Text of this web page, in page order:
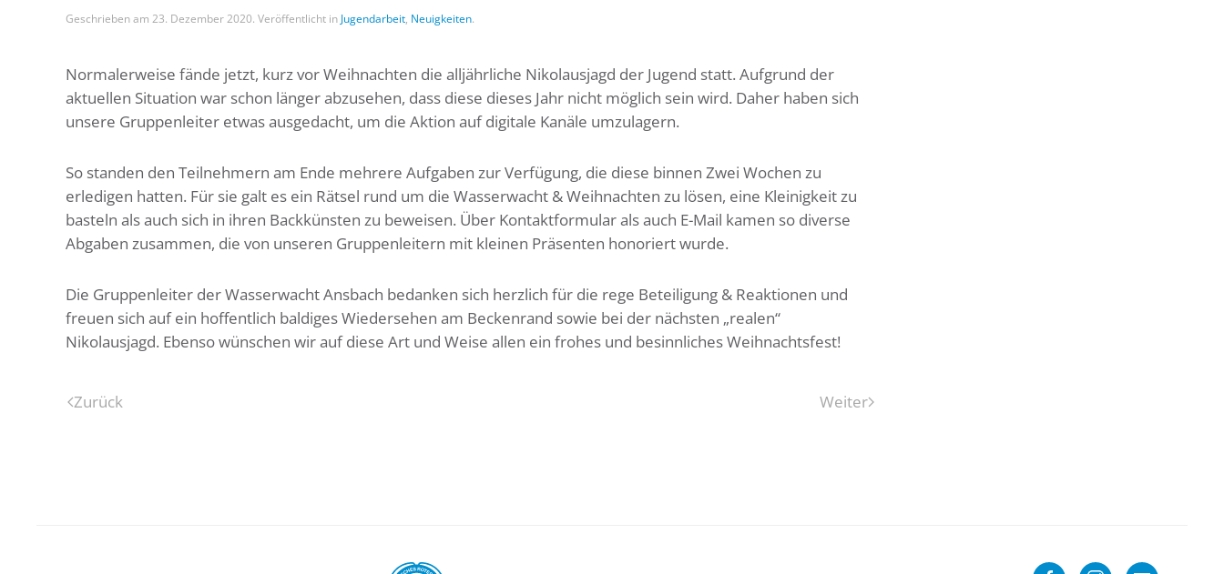
Geschrieben am 23. Dezember 2020. Veröffentlicht in Jugendarbeit, Neuigkeiten.
Normalerweise fände jetzt, kurz vor Weihnachten die alljährliche Nikolausjagd der Jugend statt. Aufgrund der
aktuellen Situation war schon länger abzusehen, dass diese dieses Jahr nicht möglich sein wird. Daher haben sich
unsere Gruppenleiter etwas ausgedacht, um die Aktion auf digitale Kanäle umzulagern.
So standen den Teilnehmern am Ende mehrere Aufgaben zur Verfügung, die diese binnen Zwei Wochen zu
erledigen hatten. Für sie galt es ein Rätsel rund um die Wasserwacht & Weihnachten zu lösen, eine Kleinigkeit zu
basteln als auch sich in ihren Backkünsten zu beweisen. Über Kontaktformular als auch E-Mail kamen so diverse
Abgaben zusammen, die von unseren Gruppenleitern mit kleinen Präsenten honoriert wurde.
Die Gruppenleiter der Wasserwacht Ansbach bedanken sich herzlich für die rege Beteiligung & Reaktionen und
freuen sich auf ein hoffentlich baldiges Wiedersehen am Beckenrand sowie bei der nächsten „realen“
Nikolausjagd. Ebenso wünschen wir auf diese Art und Weise allen ein frohes und besinnliches Weihnachtsfest!
Zurück Weiter